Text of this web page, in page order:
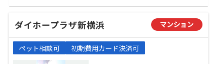
ダイホープラザ新横浜 マンション
ペット相談可 初期費用カード決済可